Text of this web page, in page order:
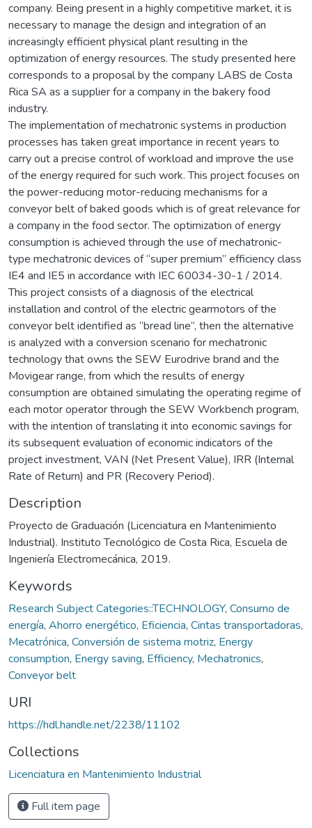
company. Being present in a highly competitive market, it is
necessary to manage the design and integration of an
increasingly efficient physical plant resulting in the
optimization of energy resources. The study presented here
corresponds to a proposal by the company LABS de Costa
Rica SA as a supplier for a company in the bakery food
industry.
The implementation of mechatronic systems in production
processes has taken great importance in recent years to
carry out a precise control of workload and improve the use
of the energy required for such work. This project focuses on
the power-reducing motor-reducing mechanisms for a
conveyor belt of baked goods which is of great relevance for
a company in the food sector. The optimization of energy
consumption is achieved through the use of mechatronic-
type mechatronic devices of “super premium” efficiency class
IE4 and IE5 in accordance with IEC 60034-30-1 / 2014.
This project consists of a diagnosis of the electrical
installation and control of the electric gearmotors of the
conveyor belt identified as “bread line”, then the alternative
is analyzed with a conversion scenario for mechatronic
technology that owns the SEW Eurodrive brand and the
Movigear range, from which the results of energy
consumption are obtained simulating the operating regime of
each motor operator through the SEW Workbench program,
with the intention of translating it into economic savings for
its subsequent evaluation of economic indicators of the
project investment, VAN (Net Present Value), IRR (Internal
Rate of Return) and PR (Recovery Period).
Description
Proyecto de Graduación (Licenciatura en Mantenimiento
Industrial). Instituto Tecnológico de Costa Rica, Escuela de
Ingeniería Electromecánica, 2019.
Keywords
Research Subject Categories::TECHNOLOGY, Consumo de
energía, Ahorro energético, Eficiencia, Cintas transportadoras,
Mecatrónica, Conversión de sistema motriz, Energy
consumption, Energy saving, Efficiency, Mechatronics,
Conveyor belt
URI
https://hdl.handle.net/2238/11102
Collections
Licenciatura en Mantenimiento Industrial
Full item page